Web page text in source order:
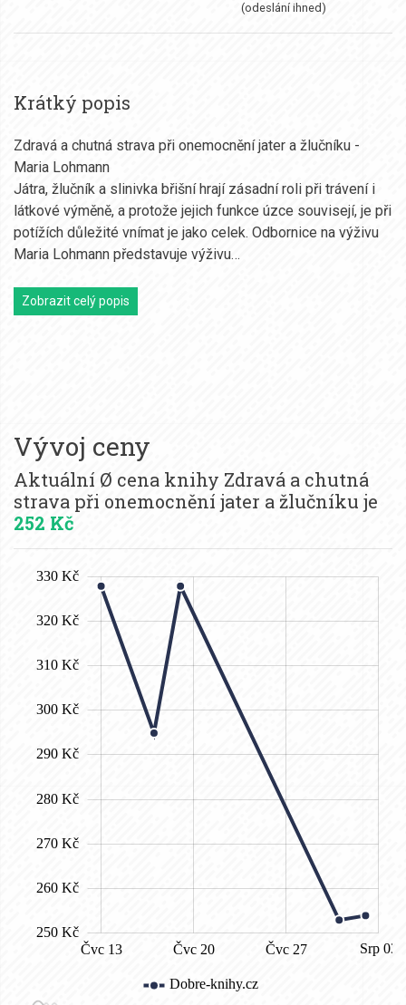
(odeslání ihned)
Krátký popis
Zdravá a chutná strava při onemocnění jater a žlučníku -
Maria Lohmann
Játra, žlučník a slinivka břišní hrají zásadní roli při trávení i
látkové výměně, a protože jejich funkce úzce souvisejí, je při
potížích důležité vnímat je jako celek. Odbornice na výživu
Maria Lohmann představuje výživu…
Zobrazit celý popis
Vývoj ceny
Aktuální Ø cena knihy Zdravá a chutná
strava při onemocnění jater a žlučníku je
252 Kč